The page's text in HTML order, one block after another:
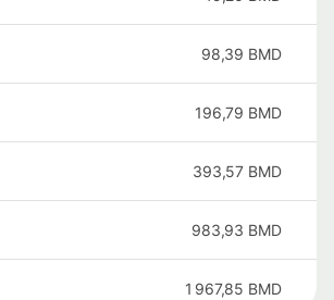
98,39 BMD
196,79 BMD
393,57 BMD
983,93 BMD
1 967,85 BMD